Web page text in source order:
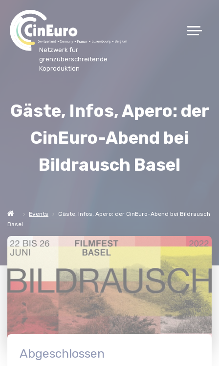
Netzwerk für
grenzüberschreitende
Koproduktion
Gäste, Infos, Apero: der
CinEuro-Abend bei
Bildrausch Basel
Events
Gäste, Infos, Apero: der CinEuro-Abend bei Bildrausch
Basel
Abgeschlossen